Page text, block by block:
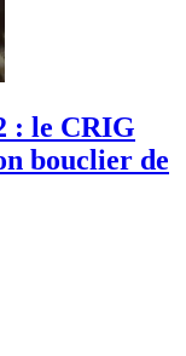
: le CRIG
bouclier de